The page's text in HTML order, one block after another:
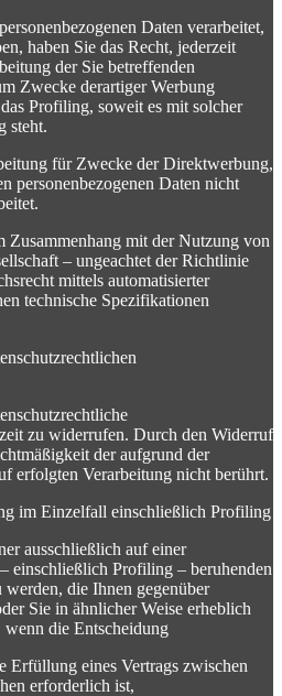
Daten verarbeitet,
haben Sie das Recht, jederzeit
der Sie betreffenden
Zwecke derartiger Werbung
Profiling, soweit es mit solcher
steht.
für Zwecke der Direktwerbung,
personenbezogenen Daten nicht
Zusammenhang mit der Nutzung von
– ungeachtet der Richtlinie
mittels automatisierter
technische Spezifikationen
zu widerrufen. Durch den Widerruf
der aufgrund der
erfolgten Verarbeitung nicht berührt.
im Einzelfall einschließlich Profiling
ausschließlich auf einer
einschließlich Profiling – beruhenden
die Ihnen gegenüber
Sie in ähnlicher Weise erheblich
die Entscheidung
Erfüllung eines Vertrags zwischen
erforderlich ist,